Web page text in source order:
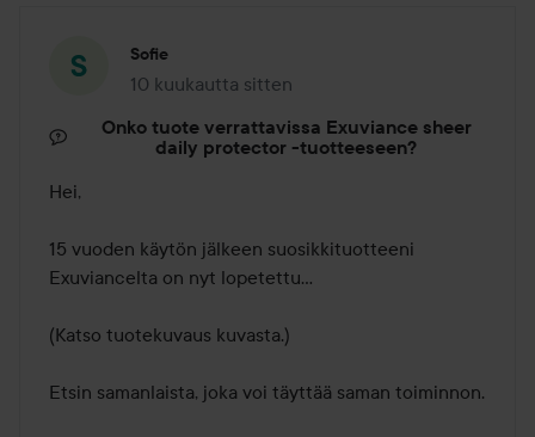
Sofie
10 kuukautta sitten
Viesti luotiin 10 kuukautta sitten
Onko tuote verrattavissa Exuviance sheer
daily protector -tuotteeseen?
Hei,
15 vuoden käytön jälkeen suosikkituotteeni
Exuviancelta on nyt lopetettu…
(Katso tuotekuvaus kuvasta.)
Etsin samanlaista, joka voi täyttää saman toiminnon.